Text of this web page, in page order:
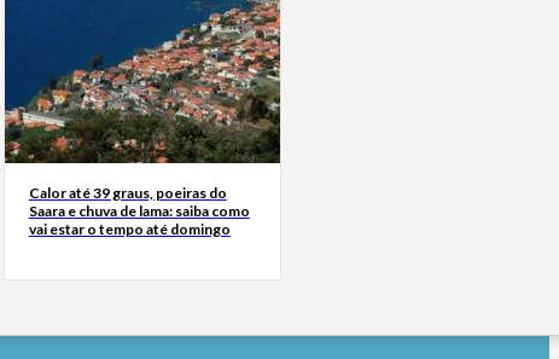
Calor até 39 graus, poeiras do
Saara e chuva de lama: saiba como
vai estar o tempo até domingo